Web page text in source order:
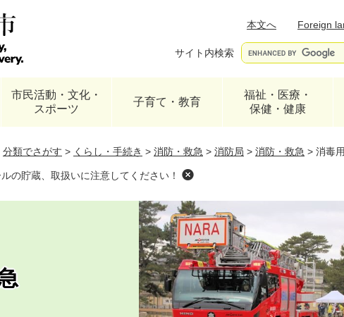
本文へ
Foreign
サイト内検索
市民活動・文化・
スポーツ
子育て・教育
福祉・医療・
保健・健康
分類でさがす > くらし・手続き > 消防・救急 > 消防局 > 消防・救急 > 消毒
の貯蔵、取扱いに注意してください！